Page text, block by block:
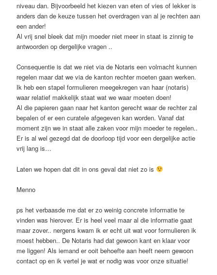
niveau dan. Bijvoorbeeld het kiezen van eten of vies of lekker is
anders dan de keuze tussen het overdragen van al je rechten aan
een ander!
Al vrij snel bleek dat mijn moeder niet meer in staat is zinnig te
antwoorden op dergelijke vragen ..
Consequentie is dat we niet via de Notaris een volmacht kunnen
regelen maar dat we via de kanton rechter moeten gaan werken.
Ik heb een stapel formulieren meegekregen van haar (notaris)
waar relatief makkelijk staat wat we waar moeten doen!
Al die papieren gaan naar het kanton gerecht waar de rechter zal
bepalen of er een curatele afgegeven kan worden. Vanaf dat
moment zijn we in staat alle zaken voor mijn moeder te regelen..
Er is al wel gezegd dat de doorloop tijd voor een dergelijke actie
vrij lang is…
Laten we hopen dat dit in ons geval dat niet zo is
Menno
ps het verbaasde me dat er zo weinig concrete informatie te
vinden was hierover. Er is heel veel maar al die informatie gaat
maar zover.. nergens kwam ik er echt uit wat voor formulieren ik
moest hebben.. De Notaris had dat gewoon kant en klaar voor
me liggen! Als iemand er ooit behoefte aan heeft neem gewoon
contact op en ik vertel je wat er nodig was voor onze situatie!